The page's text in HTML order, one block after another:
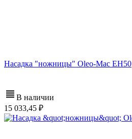
Насадка "ножницы" Oleo-Mac EH50
В наличии
15 033,45